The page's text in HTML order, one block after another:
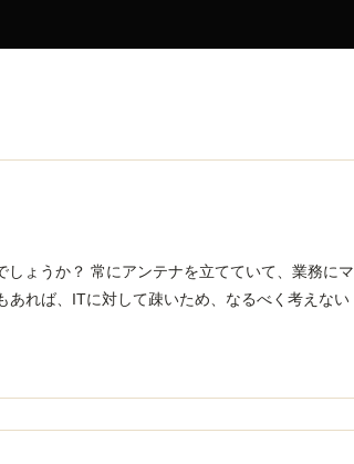
しょうか？ 常にアンテナを立てていて、業務にマ
あれば、ITに対して疎いため、なるべく考えない